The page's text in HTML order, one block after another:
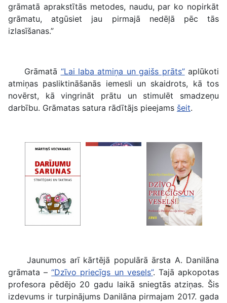
grāmatā aprakstītās metodes, naudu, par ko nopirkāt
grāmatu, atgūsiet jau pirmajā nedēļā pēc tās
izlasīšanas.”
Grāmatā “Lai laba atmiņa un gaišs prāts”aplūkoti
atmiņas pasliktināšanās iemesli un skaidrots, kā tos
novērst, kā vingrināt prātu un stimulēt smadzeņu
darbību. Grāmatas satura rādītājs pieejams šeit.
Jaunumos arī kārtējā populārā ārsta A. Danilāna
grāmata –“Dzīvo priecīgs un vesels”. Tajā apkopotas
profesora pēdējo 20 gadu laikā sniegtās atziņas. Šis
izdevums ir turpinājums Danilāna pirmajam 2017. gada